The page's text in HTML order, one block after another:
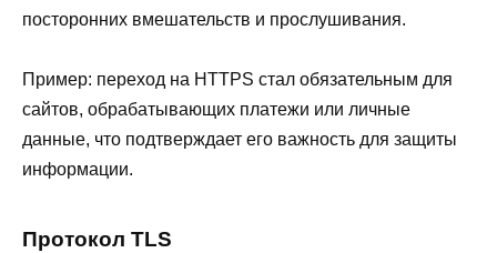
посторонних вмешательств и прослушивания.
Пример: переход на HTTPS стал обязательным для
сайтов, обрабатывающих платежи или личные
данные, что подтверждает его важность для защиты
информации.
Протокол TLS